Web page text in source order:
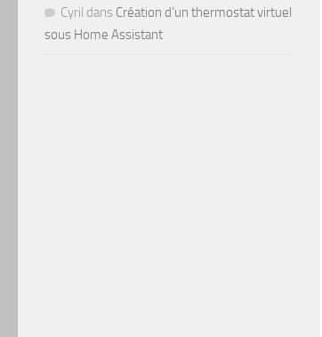
Cyril dans Création d’un thermostat virtuel
sous Home Assistant